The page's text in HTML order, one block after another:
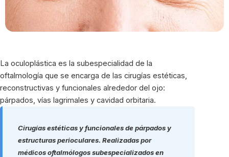
La oculoplástica es la subespecialidad de la
oftalmología que se encarga de las cirugías estéticas,
reconstructivas y funcionales alrededor del ojo:
párpados, vías lagrimales y cavidad orbitaria.
Cirugías estéticas y funcionales de párpados y
estructuras perioculares. Realizadas por
médicos oftalmólogos subespecializados en